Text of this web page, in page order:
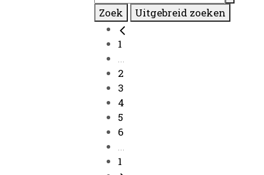
Zoek Uitgebreid zoeken
1
...
2
3
4
5
6
...
1